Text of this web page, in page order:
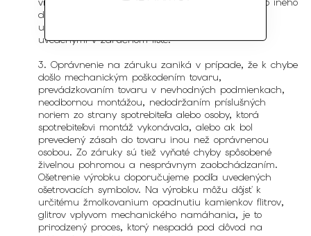
dokladu o zaplatení tovaru predávajúcemu. Pri
uplatnení reklamácie sa spotrebiteľ riadi pokynmi
uvedenými v záručnom liste.
3. Oprávnenie na záruku zaniká v prípade, že k chybe
došlo mechanickým poškodením tovaru,
prevádzkovaním tovaru v nevhodných podmienkach,
neodbornou montážou, nedodržaním príslušných
noriem zo strany spotrebiteľa alebo osoby, ktorá
spotrebiteľovi montáž vykonávala, alebo ak bol
prevedený zásah do tovaru inou než oprávnenou
osobou. Zo záruky sú tiež vyňaté chyby spôsobené
živelnou pohromou a nesprávnym zaobchádzaním.
Ošetrenie výrobku doporučujeme podľa uvedených
ošetrovacích symbolov. Na výrobku môžu dôjsť k
určitému žmolkovanium opadnutiu kamienkov flitrov,
glitrov vplyvom mechanického namáhania, je to
prirodzený proces, ktorý nespadá pod dôvod na